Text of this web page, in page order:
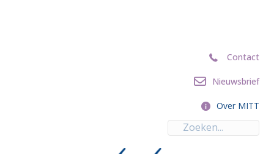
ContactContact
Nieuwsbrief
Nieuwsbrief
Over MITT
Over MITT